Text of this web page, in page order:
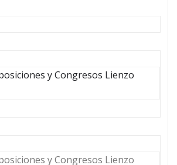
y Congresos Lienzo
y Congresos Lienzo